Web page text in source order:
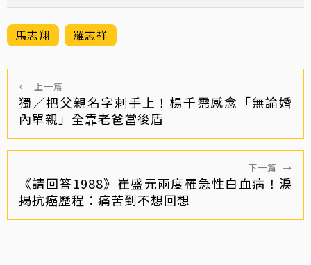
馬志翔 羅志祥
← 上一篇
獨／把父親名字刺手上！楊千霈感念「無論婚
內單親」全靠老爸當後盾
下一篇 →
《請回答1988》崔盛元兩度罹急性白血病！淚
揭抗癌歷程：痛苦到不想回想